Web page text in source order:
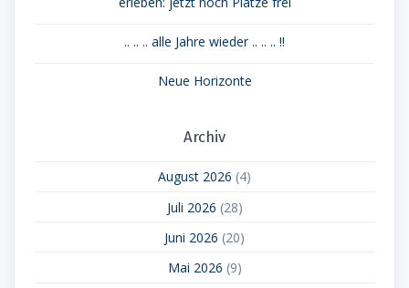
.. .. .. alle Jahre wieder .. .. .. !!
Neue Horizonte
Archiv
August 2026 (4)
Juli 2026 (28)
Juni 2026 (20)
Mai 2026 (9)